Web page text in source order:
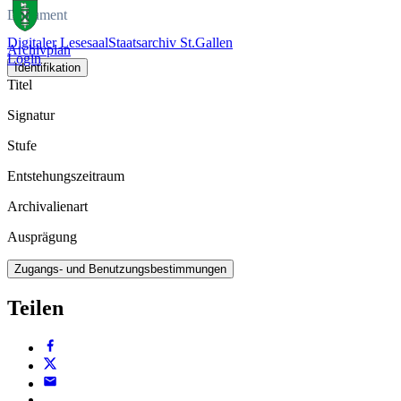
Digitaler LesesaalStaatsarchiv St.Gallen
Login
Dokument
Archivplan
Identifikation
Titel
Signatur
Stufe
Entstehungszeitraum
Archivalienart
Ausprägung
Zugangs- und Benutzungsbestimmungen
Teilen